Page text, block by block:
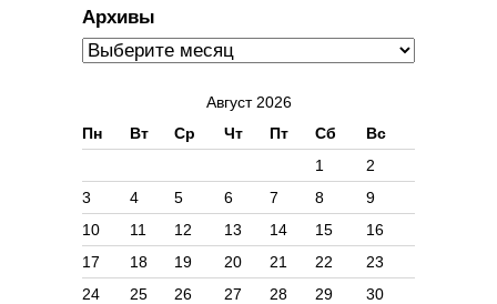
Архивы
Август 2026
Пн
Вт Ср Чт Пт Сб Вс
1
2
3
4 5 6 7 8
9
10
11 12 13 14 15
16
17
18 19 20 21 22
23
24
25 26 27 28 29
30